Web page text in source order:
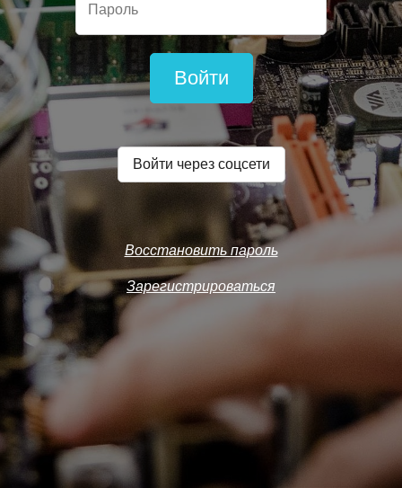
Пароль
Войти
Войти через соцсети
Восстановить пароль
Зарегистрироваться